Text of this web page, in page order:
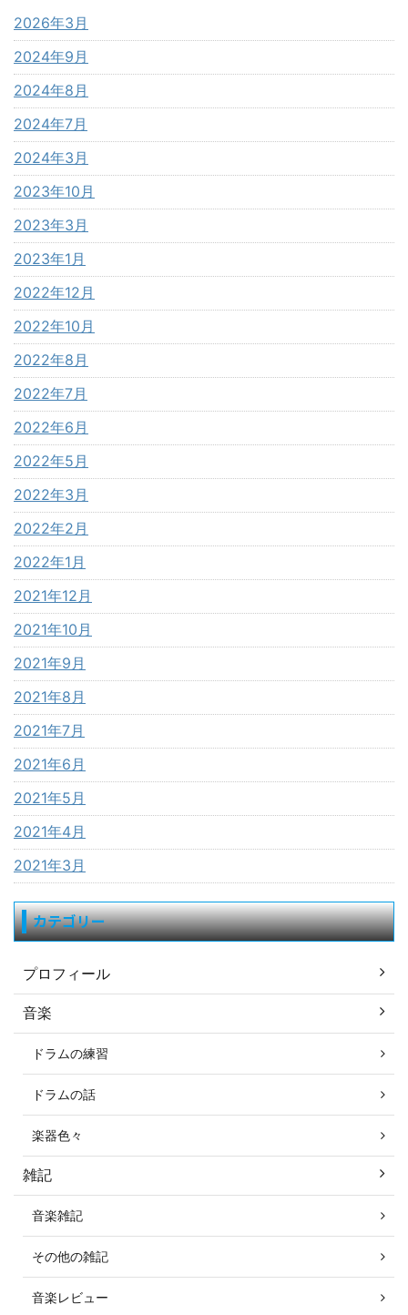
2026年3月
2024年9月
2024年8月
2024年7月
2024年3月
2023年10月
2023年3月
2023年1月
2022年12月
2022年10月
2022年8月
2022年7月
2022年6月
2022年5月
2022年3月
2022年2月
2022年1月
2021年12月
2021年10月
2021年9月
2021年8月
2021年7月
2021年6月
2021年5月
2021年4月
2021年3月
カテゴリー
プロフィール
音楽
ドラムの練習
ドラムの話
楽器色々
雑記
音楽雑記
その他の雑記
音楽レビュー